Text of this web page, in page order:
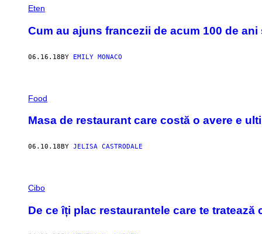
Eten
Cum au ajuns francezii de acum 100 de
06.16.18BY EMILY MONACO
Food
Masa de restaurant care costă o avere e
06.10.18 BY JELISA CASTRODALE
Cibo
De ce îți plac restaurantele care te tratează